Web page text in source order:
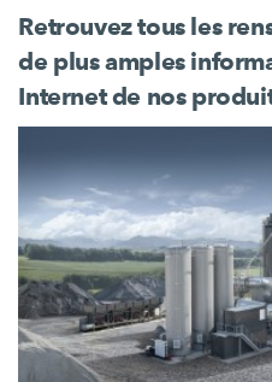
Retrouvez tous les
de plus amples
Internet de nos